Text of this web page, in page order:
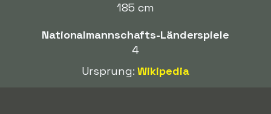
185 cm
Nationalmannschafts-Länderspiele
4
Ursprung:Wikipedia